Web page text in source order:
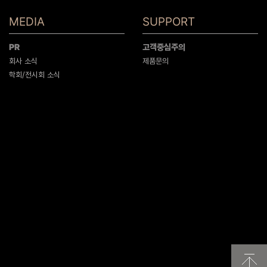
MEDIA
PR
회사 소식
학회/전시회 소식
SUPPORT
고객중심주의
제품문의